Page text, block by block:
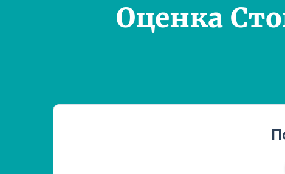
Оценка